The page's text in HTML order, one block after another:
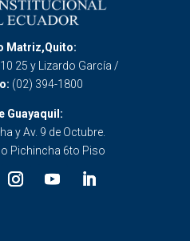
Matriz,Quito:
25 y Lizardo García /
(02) 394-1800
Guayaquil:
y Av. 9 de Octubre.
Pichincha 6to Piso